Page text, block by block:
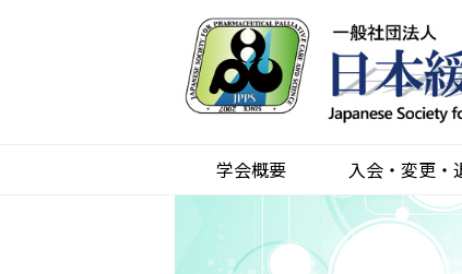
学会概要 入会・変更・